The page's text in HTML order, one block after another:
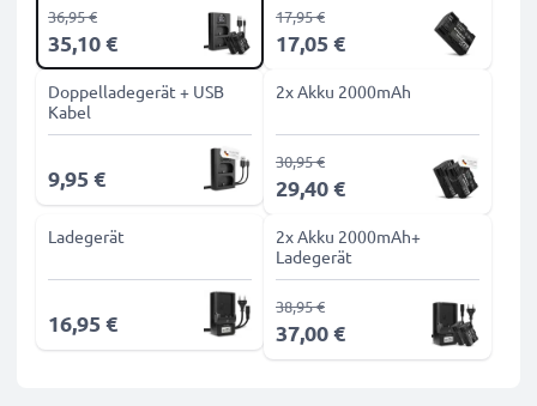
35,10 €
36,95 €
17,05 €
17,95 €
Doppelladegerät + USB
Kabel
9,95 €
2x Akku 2000mAh
29,40 €
30,95 €
Ladegerät
16,95 €
2x Akku 2000mAh+
Ladegerät
37,00 €
38,95 €